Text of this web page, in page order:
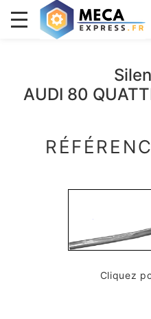
AUDI 80
Cliquez